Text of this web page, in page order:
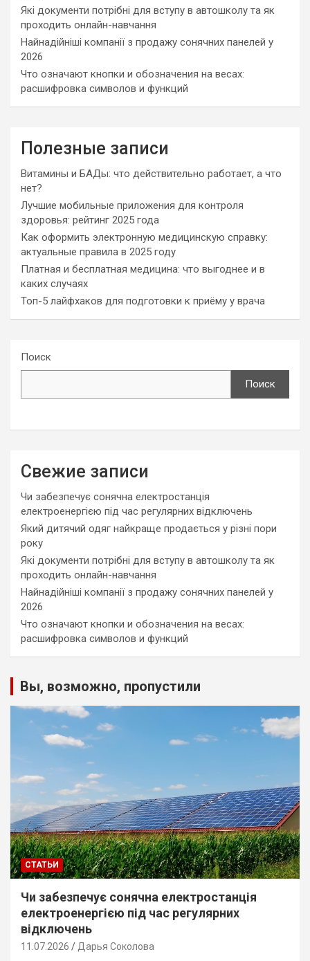
Які документи потрібні для вступу в автошколу та як
проходить онлайн-навчання
Найнадійніші компанії з продажу сонячних панелей у
2026
Что означают кнопки и обозначения на весах:
расшифровка символов и функций
Полезные записи
Витамины и БАДы: что действительно работает, а что
нет?
Лучшие мобильные приложения для контроля
здоровья: рейтинг 2025 года
Как оформить электронную медицинскую справку:
актуальные правила в 2025 году
Платная и бесплатная медицина: что выгоднее и в
каких случаях
Топ-5 лайфхаков для подготовки к приёму у врача
Поиск
Поиск
Свежие записи
Чи забезпечує сонячна електростанція
електроенергією під час регулярних відключень
Який дитячий одяг найкраще продається у різні пори
року
Які документи потрібні для вступу в автошколу та як
проходить онлайн-навчання
Найнадійніші компанії з продажу сонячних панелей у
2026
Что означают кнопки и обозначения на весах:
расшифровка символов и функций
Вы, возможно, пропустили
СТАТЬИ
Чи забезпечує сонячна електростанція
електроенергією під час регулярних
відключень
11.07.2026 Дарья Соколова